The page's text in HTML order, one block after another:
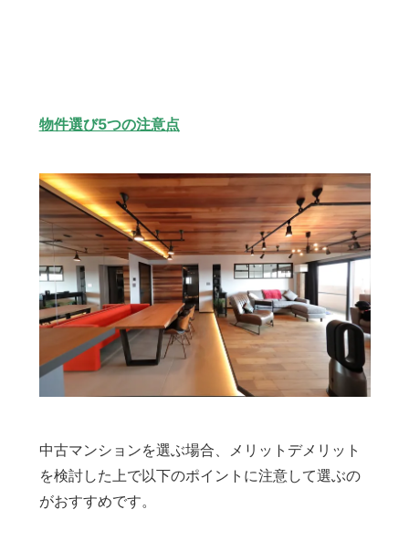
物件選び5つの注意点
中古マンションを選ぶ場合、メリットデメリット
を検討した上で以下のポイントに注意して選ぶの
がおすすめです。